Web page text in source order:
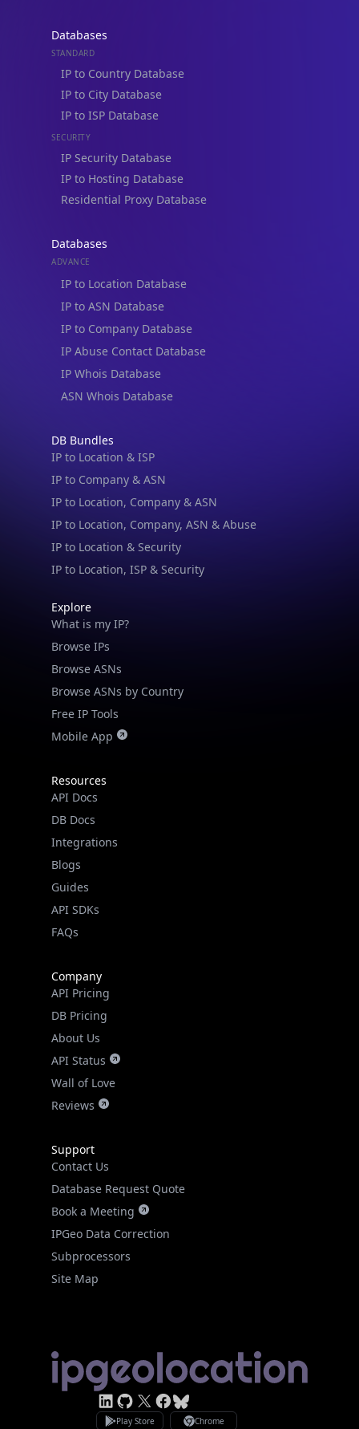
Databases
STANDARD
IP to Country Database
IP to City Database
IP to ISP Database
SECURITY
IP Security Database
IP to Hosting Database
Residential Proxy Database
Databases
ADVANCE
IP to Location Database
IP to ASN Database
IP to Company Database
IP Abuse Contact Database
IP Whois Database
ASN Whois Database
DB Bundles
IP to Location & ISP
IP to Company & ASN
IP to Location, Company & ASN
IP to Location, Company, ASN & Abuse
IP to Location & Security
IP to Location, ISP & Security
Explore
What is my IP?
Browse IPs
Browse ASNs
Browse ASNs by Country
Free IP Tools
Mobile App
Resources
API Docs
DB Docs
Integrations
Blogs
Guides
API SDKs
FAQs
Company
API Pricing
DB Pricing
About Us
API Status
Wall of Love
Reviews
Support
Contact Us
Database Request Quote
Book a Meeting
IPGeo Data Correction
Subprocessors
Site Map
Linked In
GitHub
X
Facebook
Bsky
Play Store Chrome